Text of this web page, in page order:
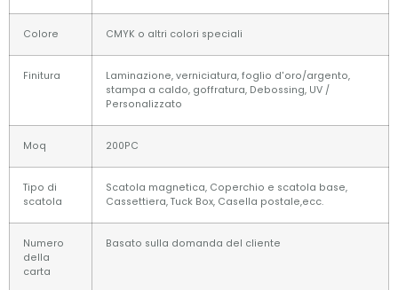
Colore CMYK o altri colori speciali
Finitura
Laminazione, verniciatura, foglio d'oro/argento,
stampa a caldo, goffratura, Debossing, UV /
Personalizzato
Moq 200PC
Tipo di
scatola
Scatola magnetica, Coperchio e scatola base,
Cassettiera, Tuck Box, Casella postale,ecc.
Numero
della
carta
Basato sulla domanda del cliente